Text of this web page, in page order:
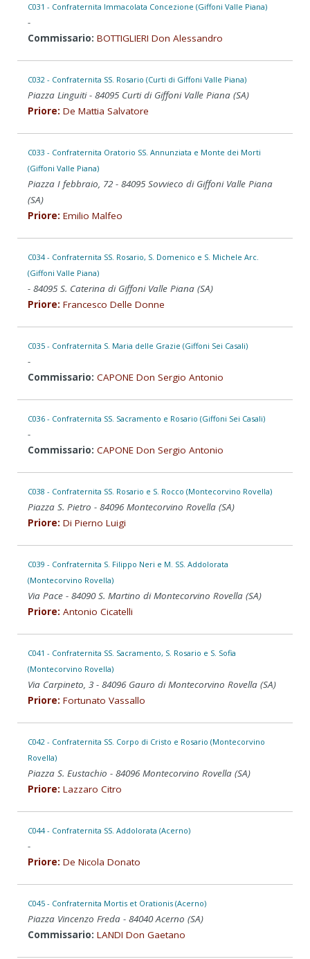
C031 - Confraternita Immacolata Concezione (Giffoni Valle Piana)
-
Commissario: BOTTIGLIERI Don Alessandro
C032 - Confraternita SS. Rosario (Curti di Giffoni Valle Piana)
Piazza Linguiti - 84095 Curti di Giffoni Valle Piana (SA)
Priore: De Mattia Salvatore
C033 - Confraternita Oratorio SS. Annunziata e Monte dei Morti
(Giffoni Valle Piana)
Piazza I febbraio, 72 - 84095 Sovvieco di Giffoni Valle Piana
(SA)
Priore: Emilio Malfeo
C034 - Confraternita SS. Rosario, S. Domenico e S. Michele Arc.
(Giffoni Valle Piana)
- 84095 S. Caterina di Giffoni Valle Piana (SA)
Priore: Francesco Delle Donne
C035 - Confraternita S. Maria delle Grazie (Giffoni Sei Casali)
-
Commissario: CAPONE Don Sergio Antonio
C036 - Confraternita SS. Sacramento e Rosario (Giffoni Sei Casali)
-
Commissario: CAPONE Don Sergio Antonio
C038 - Confraternita SS. Rosario e S. Rocco (Montecorvino Rovella)
Piazza S. Pietro - 84096 Montecorvino Rovella (SA)
Priore: Di Pierno Luigi
C039 - Confraternita S. Filippo Neri e M. SS. Addolorata
(Montecorvino Rovella)
Via Pace - 84090 S. Martino di Montecorvino Rovella (SA)
Priore: Antonio Cicatelli
C041 - Confraternita SS. Sacramento, S. Rosario e S. Sofia
(Montecorvino Rovella)
Via Carpineto, 3 - 84096 Gauro di Montecorvino Rovella (SA)
Priore: Fortunato Vassallo
C042 - Confraternita SS. Corpo di Cristo e Rosario (Montecorvino
Rovella)
Piazza S. Eustachio - 84096 Montecorvino Rovella (SA)
Priore: Lazzaro Citro
C044 - Confraternita SS. Addolorata (Acerno)
-
Priore: De Nicola Donato
C045 - Confraternita Mortis et Orationis (Acerno)
Piazza Vincenzo Freda - 84040 Acerno (SA)
Commissario: LANDI Don Gaetano